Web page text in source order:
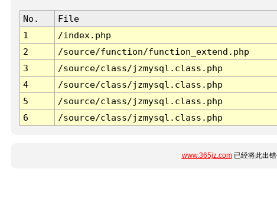
No. File
1
/index.php
2
/source/function/function_extend.php
3
/source/class/jzmysql.class.php
4
/source/class/jzmysql.class.php
5
/source/class/jzmysql.class.php
6
/source/class/jzmysql.class.php
www.365jz.com已经将此出错